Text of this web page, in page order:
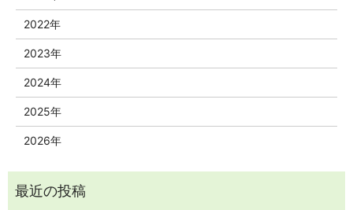
2022年
2023年
2024年
2025年
2026年